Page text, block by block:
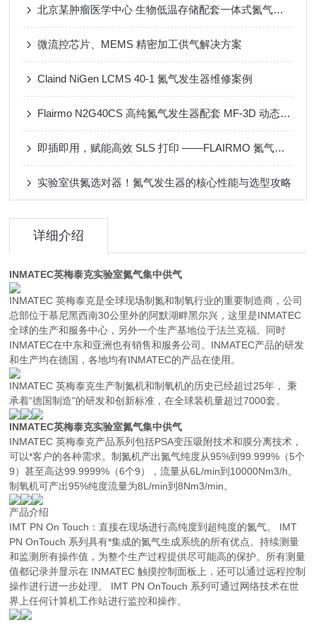
北京某肿瘤医学中心 生物低温存储配套一体式氮气发生器
微流控芯片、MEMS 精密加工供气解决方案
Claind NiGen LCMS 40-1 氮气发生器维修案例
Flairmo N2G40CS 高纯氮气发生器配套 MF-3D 动态配气装置应用案例
即插即用，赋能高效 SLS 打印 ——FLAIRMO 氮气发生器应用成功案例
实验室供氮选对器！氮气发生器的核心性能与选型攻略
详细介绍
INMATEC英梅泰克实验室氮气集中供气
INMATEC 英梅泰克是全球现场制氮和制氧行业的重要制造商，公司
总部位于慕尼黑西南30公里外的阿默湖畔黑尔兴，这里是INMATEC
全球的生产和服务中心，另外一个生产基地位于法兰克福。同时
INMATEC在中东和亚洲也有销售和服务公司。INMATEC产品的研发
和生产均在德国，各地均有INMATEC的产品在使用。
INMATEC 英梅泰克生产制氮机和制氧机的历史已经超过25年， 秉
承着“德国制造"的研发和创新标准，在全球装机量超过7000套。
INMATEC英梅泰克实验室氮气集中供气
INMATEC 英梅泰克产品系列包括PSA变压吸附技术和膜分离技术，
可以*客户的各种需求。制氮机产出氮气纯度从95%到99.999%（5个
9）甚至高达99.9999%（6个9），流量从6L/min到10000Nm3/h。
制氧机可产出95%纯度流量为8L/min到8Nm3/min。
产品介绍
IMT PN On Touch：直接在现场进行高纯度到超纯度的氮气。 IMT
PN OnTouch 系列具有*集成的氮气生成系统的所有优点。持续测量
和监测所有操作值，为整个生产过程提供尽可能高的保护。所有测量
值都记录并显示在 INMATEC 触摸控制面板上，还可以通过远程控制
操作进行进一步处理。 IMT PN OnTouch 系列可通过网络技术在世
界上任何计算机工作站进行监控和操作。